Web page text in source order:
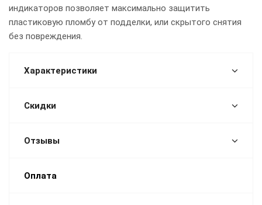
индикаторов позволяет максимально защитить
пластиковую пломбу от подделки, или скрытого снятия
без повреждения.
Характеристики
Скидки
Отзывы
Оплата